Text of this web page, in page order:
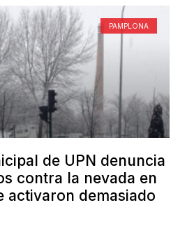
PAMPLONA
de UPN denuncia
contra la nevada en
activaron demasiado